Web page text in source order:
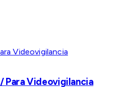
/ Para Videovigilancia